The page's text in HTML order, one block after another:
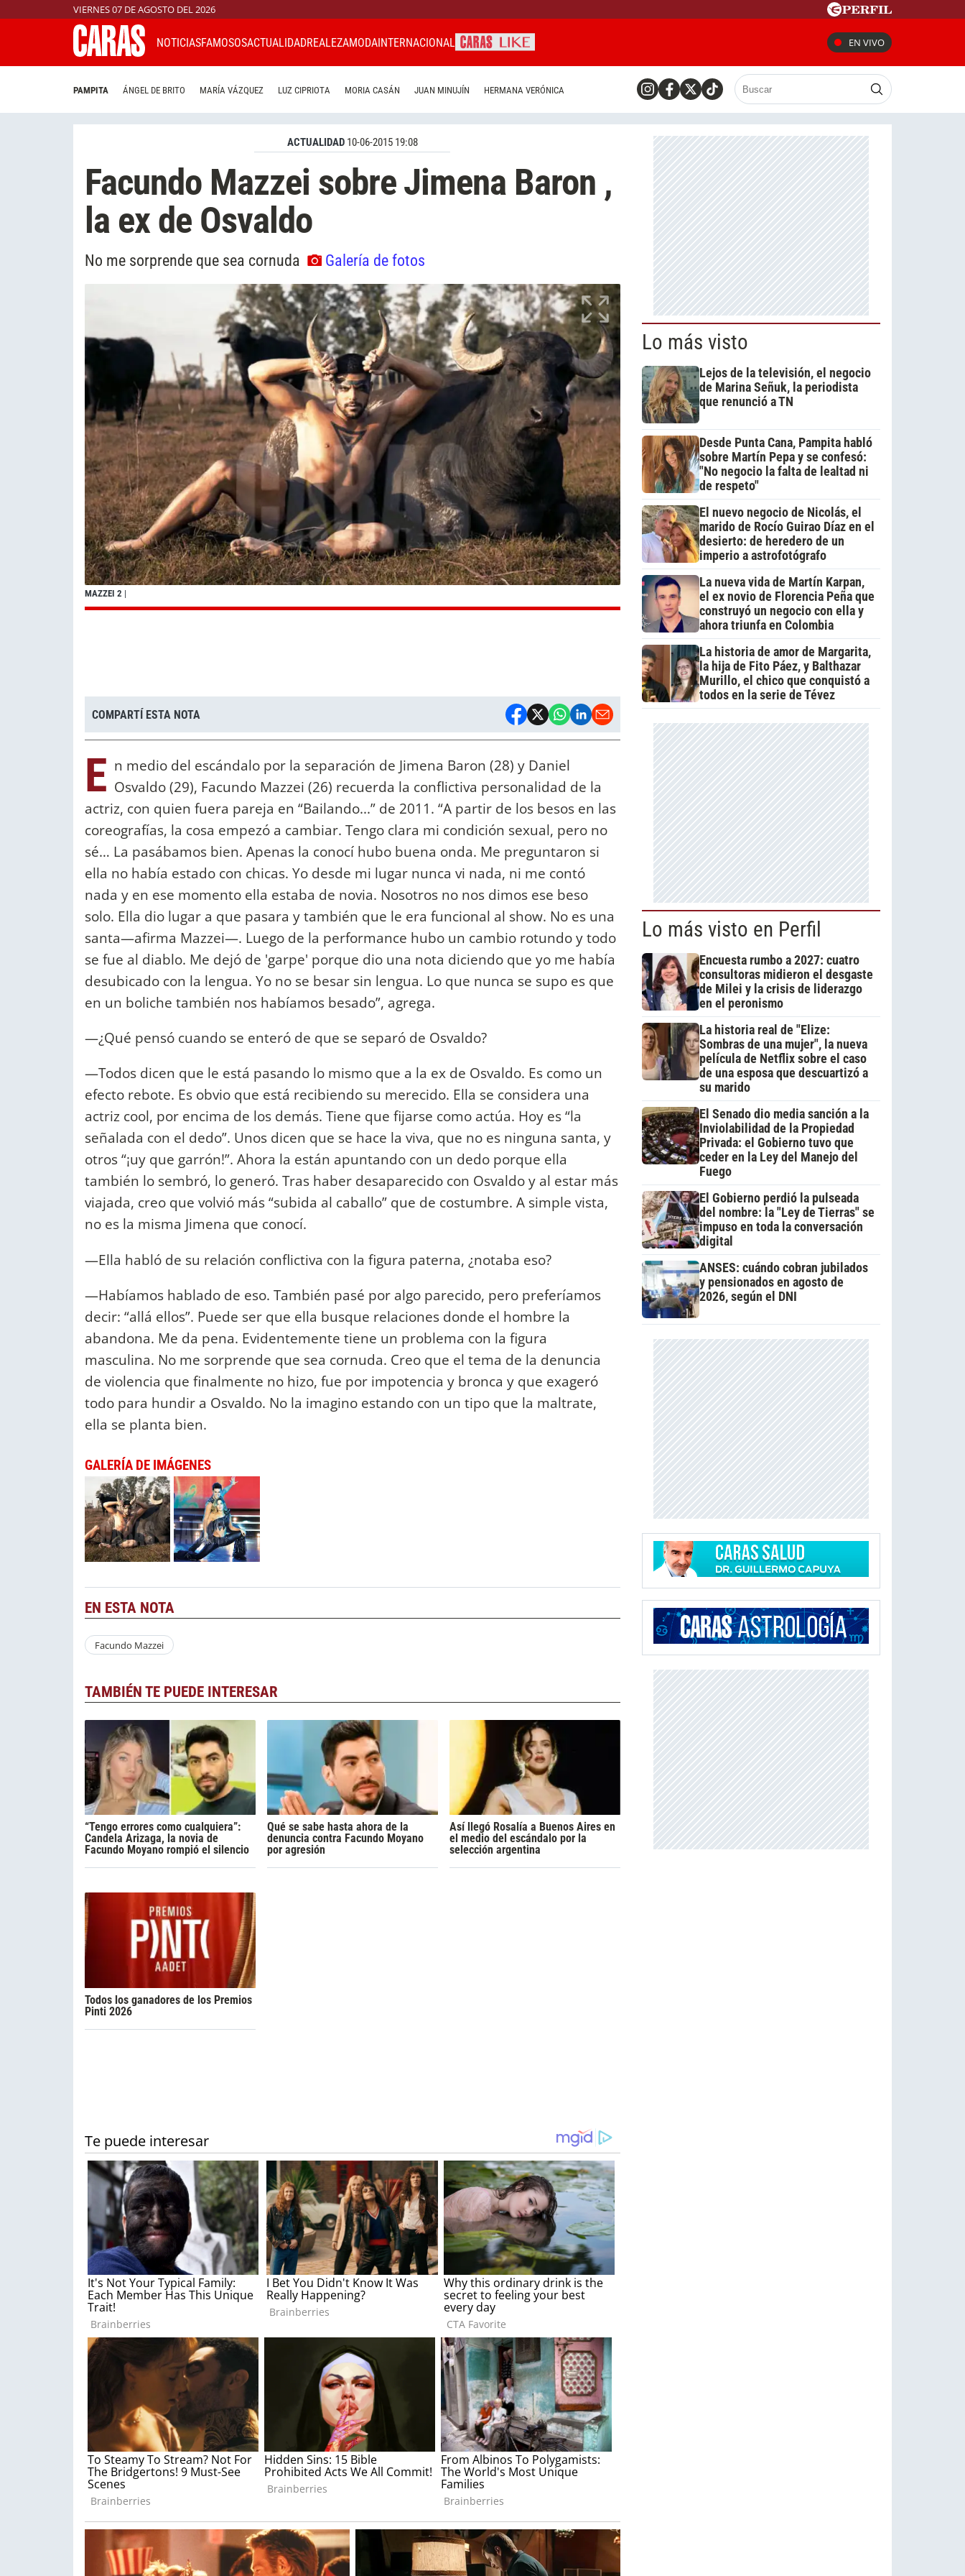
VIERNES 07 DE AGOSTO DEL 2026
NOTICIASFAMOSOSACTUALIDADREALEZAMODAINTERNACIONAL EN VIVO
PAMPITA ÁNGEL DE BRITO MARÍA VÁZQUEZ LUZ CIPRIOTA MORIA CASÁN JUAN MINUJÍN HERMANA VERÓNICA
ACTUALIDAD 10-06-2015 19:08
Facundo Mazzei sobre Jimena Baron ,
la ex de Osvaldo
No me sorprende que sea cornuda Galería de fotos
MAZZEI 2 |
COMPARTÍ ESTA NOTA
E n medio del escándalo por la separación de Jimena Baron (28) y Daniel
Osvaldo (29), Facundo Mazzei (26) recuerda la conflictiva personalidad de la
actriz, con quien fuera pareja en “Bailando...” de 2011. “A partir de los besos en las
coreografías, la cosa empezó a cambiar. Tengo clara mi condición sexual, pero no
sé… La pasábamos bien. Apenas la conocí hubo buena onda. Me preguntaron si
ella no había estado con chicas. Yo desde mi lugar nunca vi nada, ni me contó
nada y en ese momento ella estaba de novia. Nosotros no nos dimos ese beso
solo. Ella dio lugar a que pasara y también que le era funcional al show. No es una
santa—afirma Mazzei—. Luego de la performance hubo un cambio rotundo y todo
se fue al diablo. Me dejó de 'garpe' porque dio una nota diciendo que yo me había
desubicado con la lengua. Yo no se besar sin lengua. Lo que nunca se supo es que
en un boliche también nos habíamos besado”, agrega.
—¿Qué pensó cuando se enteró de que se separó de Osvaldo?
—Todos dicen que le está pasando lo mismo que a la ex de Osvaldo. Es como un
efecto rebote. Es obvio que está recibiendo su merecido. Ella se considera una
actriz cool, por encima de los demás. Tiene que fijarse como actúa. Hoy es “la
señalada con el dedo”. Unos dicen que se hace la viva, que no es ninguna santa, y
otros “¡uy que garrón!”. Ahora la están apuntando con un dedo porque ella
también lo sembró, lo generó. Tras haber desaparecido con Osvaldo y al estar más
viajada, creo que volvió más “subida al caballo” que de costumbre. A simple vista,
no es la misma Jimena que conocí.
—Ella habló de su relación conflictiva con la figura paterna, ¿notaba eso?
—Habíamos hablado de eso. También pasé por algo parecido, pero preferíamos
decir: “allá ellos”. Puede ser que ella busque relaciones donde el hombre la
abandona. Me da pena. Evidentemente tiene un problema con la figura
masculina. No me sorprende que sea cornuda. Creo que el tema de la denuncia
de violencia que finalmente no hizo, fue por impotencia y bronca y que exageró
todo para hundir a Osvaldo. No la imagino estando con un tipo que la maltrate,
ella se planta bien.
GALERÍA DE IMÁGENES
EN ESTA NOTA
Facundo Mazzei
TAMBIÉN TE PUEDE INTERESAR
“Tengo errores como cualquiera”:
Candela Arizaga, la novia de
Facundo Moyano rompió el silencio
Qué se sabe hasta ahora de la
denuncia contra Facundo Moyano
por agresión
Así llegó Rosalía a Buenos Aires en
el medio del escándalo por la
selección argentina
Todos los ganadores de los Premios
Pinti 2026
Lo más visto
Lejos de la televisión, el negocio
de Marina Señuk, la periodista
que renunció a TN
Desde Punta Cana, Pampita habló
sobre Martín Pepa y se confesó:
"No negocio la falta de lealtad ni
de respeto"
El nuevo negocio de Nicolás, el
marido de Rocío Guirao Díaz en el
desierto: de heredero de un
imperio a astrofotógrafo
La nueva vida de Martín Karpan,
el ex novio de Florencia Peña que
construyó un negocio con ella y
ahora triunfa en Colombia
La historia de amor de Margarita,
la hija de Fito Páez, y Balthazar
Murillo, el chico que conquistó a
todos en la serie de Tévez
Lo más visto en Perfil
Encuesta rumbo a 2027: cuatro
consultoras midieron el desgaste
de Milei y la crisis de liderazgo
en el peronismo
La historia real de "Elize:
Sombras de una mujer", la nueva
película de Netflix sobre el caso
de una esposa que descuartizó a
su marido
El Senado dio media sanción a la
Inviolabilidad de la Propiedad
Privada: el Gobierno tuvo que
ceder en la Ley del Manejo del
Fuego
El Gobierno perdió la pulseada
del nombre: la "Ley de Tierras" se
impuso en toda la conversación
digital
ANSES: cuándo cobran jubilados
y pensionados en agosto de
2026, según el DNI